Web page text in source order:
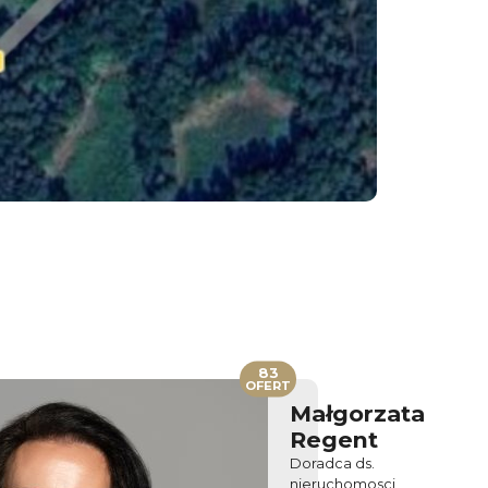
Małgorzata
Regent
Doradca ds.
nieruchomosci
83
OFERT